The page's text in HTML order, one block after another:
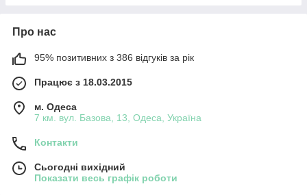
Про нас
95% позитивних з 386 відгуків за рік
Працює з 18.03.2015
м. Одеса
7 км. вул. Базова, 13, Одеса, Україна
Контакти
Сьогодні вихідний
Показати весь графік роботи